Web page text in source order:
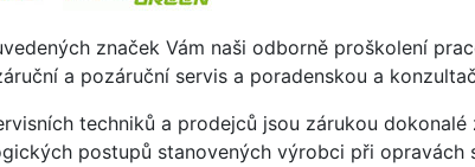
značek Vám naši odborně proškolení
a pozáruční servis a poradenskou a
techniků a prodejců jsou zárukou
postupů stanovených výrobci při opravách